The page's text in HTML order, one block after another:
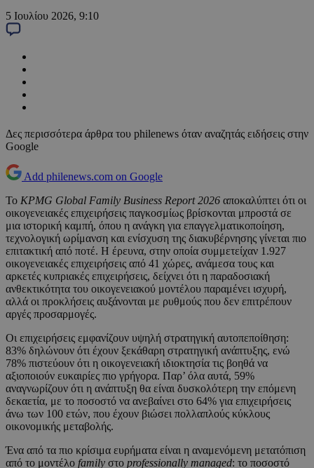
5 Ιουλίου 2026, 9:10
Δες περισσότερα άρθρα του philenews όταν αναζητάς ειδήσεις στην
Google
Add philenews.com on Google
Το KPMG Global Family Business Report 2026 αποκαλύπτει ότι οι
οικογενειακές επιχειρήσεις παγκοσμίως βρίσκονται μπροστά σε
μια ιστορική καμπή, όπου η ανάγκη για επαγγελματικοποίηση,
τεχνολογική ωρίμανση και ενίσχυση της διακυβέρνησης γίνεται πιο
επιτακτική από ποτέ. Η έρευνα, στην οποία συμμετείχαν 1.927
οικογενειακές επιχειρήσεις από 41 χώρες, ανάμεσα τους και
αρκετές κυπριακές επιχειρήσεις, δείχνει ότι η παραδοσιακή
ανθεκτικότητα του οικογενειακού μοντέλου παραμένει ισχυρή,
αλλά οι προκλήσεις αυξάνονται με ρυθμούς που δεν επιτρέπουν
αργές προσαρμογές.
Οι επιχειρήσεις εμφανίζουν υψηλή στρατηγική αυτοπεποίθηση:
83% δηλώνουν ότι έχουν ξεκάθαρη στρατηγική ανάπτυξης, ενώ
78% πιστεύουν ότι η οικογενειακή ιδιοκτησία τις βοηθά να
αξιοποιούν ευκαιρίες πιο γρήγορα. Παρ’ όλα αυτά, 59%
αναγνωρίζουν ότι η ανάπτυξη θα είναι δυσκολότερη την επόμενη
δεκαετία, με το ποσοστό να ανεβαίνει στο 64% για επιχειρήσεις
άνω των 100 ετών, που έχουν βιώσει πολλαπλούς κύκλους
οικονομικής μεταβολής.
Ένα από τα πιο κρίσιμα ευρήματα είναι η αναμενόμενη μετατόπιση
από το μοντέλο family στο professionally managed: το ποσοστό